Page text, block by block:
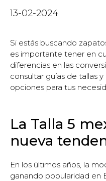
13-02-2024
Si estás buscando
es importante tener en
diferencias en las
consultar guías de tallas
opciones para tus
La Talla 5
nueva
En los últimos años, la
ganando popularidad en